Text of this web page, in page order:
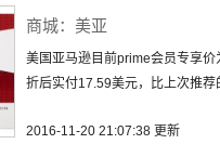
商城：美亚
美国亚马逊目前prime会员专享
折后实付17.59美元，比上次推
2016-11-20 21:07:38 更新